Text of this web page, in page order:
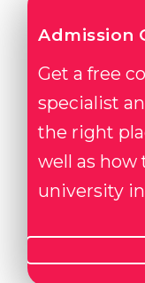
Admission
Get a free
specialist
the right
well as how
university